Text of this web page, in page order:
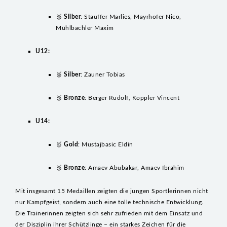
🥈 Silber: Stauffer Marlies, Mayrhofer Nico,
Mühlbachler Maxim
U12:
🥈 Silber: Zauner Tobias
🥉 Bronze: Berger Rudolf, Koppler Vincent
U14:
🥇 Gold: Mustajbasic Eldin
🥉 Bronze: Amaev Abubakar, Amaev Ibrahim
Mit insgesamt 15 Medaillen zeigten die jungen Sportlerinnen nicht
nur Kampfgeist, sondern auch eine tolle technische Entwicklung.
Die Trainerinnen zeigten sich sehr zufrieden mit dem Einsatz und
der Disziplin ihrer Schützlinge – ein starkes Zeichen für die